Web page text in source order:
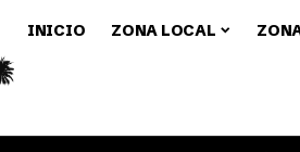
INICIO ZONA LOCAL